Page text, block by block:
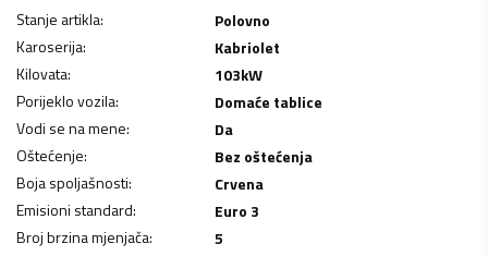
Stanje artikla:
Polovno
Karoserija:
Kabriolet
Kilovata: 103kW
Porijeklo vozila:
Domaće tablice
Vodi se na mene:
Da
Oštećenje:
Bez oštećenja
Boja spoljašnosti:
Crvena
Emisioni standard:
Euro 3
Broj brzina mjenjača:
5